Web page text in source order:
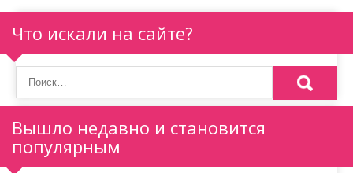
и
я
п
о
з
а
Что искали на сайте?
Вышло недавно и становится
популярным